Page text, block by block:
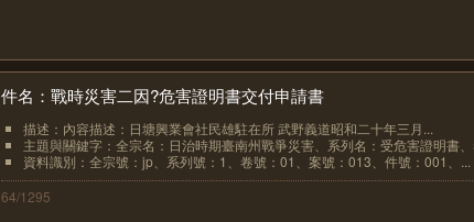
件名：戰時災害二因?危害證明書交付申請書
描述：內容描述：日塘興業會社民雄駐在所 武野義道昭和二十年三月...
主題與關鍵字：全宗名：日治時期臺南州戰爭災害、系列名：受危害證明書
資料識別：全宗號：jp、系列號：1、卷號：01、案號：013、件號：001、...
64/1295